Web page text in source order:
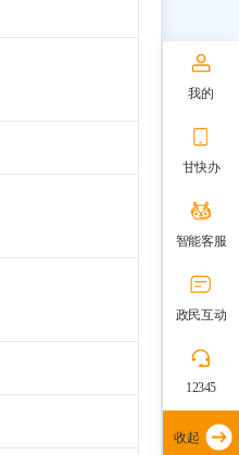
我的
甘快办
智能客服
政民互动
12345
收起